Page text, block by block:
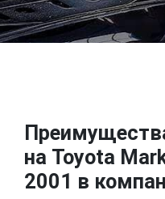
на Toyota
2001 в